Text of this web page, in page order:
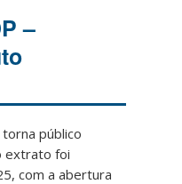
–
público
extrato foi
com a abertura